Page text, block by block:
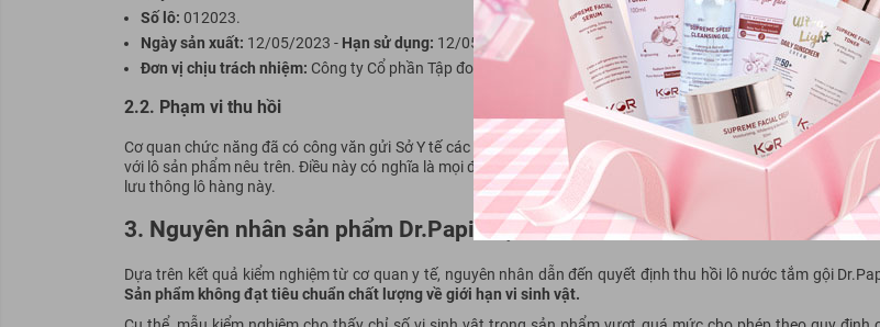
Số lô: 012023.
Ngày sản xuất: 12/05/2023 - Hạn sử dụng: 12/05/2026.
Đơn vị chịu trách nhiệm: Công ty Cổ phần Tập đoàn Dược phẩm Starmed.
2.2. Phạm vi thu hồi
Cơ quan chức năng đã có công văn gửi Sở Y tế các tỉnh, thành phố trực thuộc Trung ương về việcthu hồi toàn
với lô sản phẩm nêu trên. Điều này có nghĩa là mọi đơn vị kinh doanh, từ hiệu thuốc đến siêu thị mẹ và bé, đều
lưu thông lô hàng này.
3. Nguyên nhân sản phẩm Dr.Papie bị thu hồi vì sao?
Dựa trên kết quả kiểm nghiệm từ cơ quan y tế, nguyên nhân dẫn đến quyết định thu hồi lô nước tắm gội
Sản phẩm không đạt tiêu chuẩn chất lượng về giới hạn vi sinh vật.